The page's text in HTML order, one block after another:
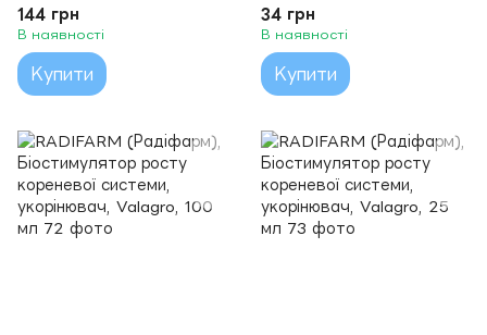
Planet, 100 мл
144 грн
В наявності
Купити
Planet, 20 мл
34 грн
В наявності
Купити